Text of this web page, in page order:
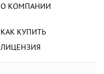
О КОМПАНИИ
КАК КУПИТЬ
ЛИЦЕНЗИЯ